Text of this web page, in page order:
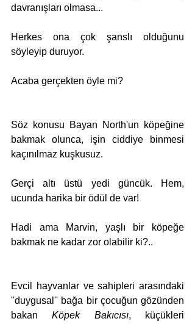
davranışları olmasa...
Herkes ona çok şanslı olduğunu
söyleyip duruyor.
Acaba gerçekten öyle mi?
Söz konusu Bayan North'un köpeğine
bakmak olunca, işin ciddiye binmesi
kaçınılmaz kuşkusuz.
Gerçi altı üstü yedi güncük. Hem,
ucunda harika bir ödül de var!
Hadi ama Marvin, yaşlı bir köpeğe
bakmak ne kadar zor olabilir ki?..
Evcil hayvanlar ve sahipleri arasındaki
''duygusal'' bağa bir çocuğun gözünden
bakan Köpek Bakıcısı, küçükleri